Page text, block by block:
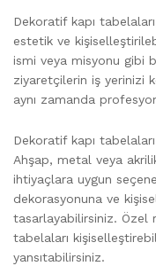
Dekoratif kapı
estetik ve
ismi veya misyonu gibi
ziyaretçilerin iş yerinizi
aynı zamanda
Dekoratif kapı
Ahşap, metal veya
ihtiyaçlara uygun
dekorasyonuna ve
tasarlayabilirsiniz. Özel
tabelaları
yansıtabilirsiniz.